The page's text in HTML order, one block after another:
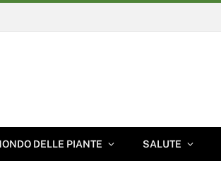
DELLE PIANTE SALUTE